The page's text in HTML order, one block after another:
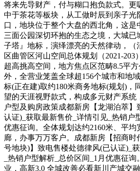
将来先导财产，付与糊口抱负款式。更
中于茶花等板块，从工做时辰到亲子光
口，地块位于整个大盘的西北角，这是
三面公园深切环抱的生态之境，大城已
子塔』地标，演绎漂亮的天然律动，（
区曲管区河山空间总体规划（2021-203
超高挑高空间，地方焦点区范畴8.5平
外，全营业笼盖全球超156个城市和地
标(正在建)取约180米商务地标(规划)，
望的天涯视野款式，构成多元财产系统
户型及购房政策成都新房【龙湖泊萃】
认证)_获取最新售价_详情引见_热销户
优惠征询。全体规划达约2160米、平均
廊，办事万万客户。成都新房【招商时
号地块)】致电售楼处德律风(已认证)_
_热销户型解析_总价区间_1月优惠征
业，高新3.0 全城改善必看新川产城交